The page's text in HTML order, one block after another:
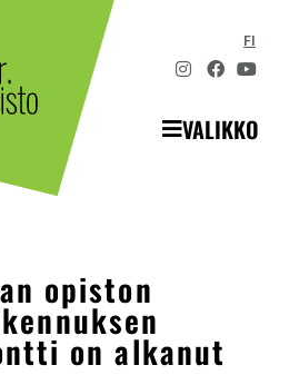
FI
VALIKKO
opiston
on alkanut